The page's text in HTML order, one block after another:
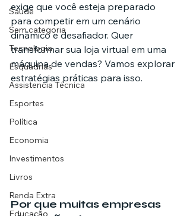
Saúde
Sem categoria
Tecnologia
Esquadrias
Assistencia Técnica
Esportes
Política
Economia
Investimentos
Livros
Renda Extra
Educação
exige que você esteja preparado
para competir em um cenário
dinâmico e desafiador. Quer
transformar sua loja virtual em uma
máquina de vendas? Vamos explorar
estratégias práticas para isso.
Por que muitas empresas